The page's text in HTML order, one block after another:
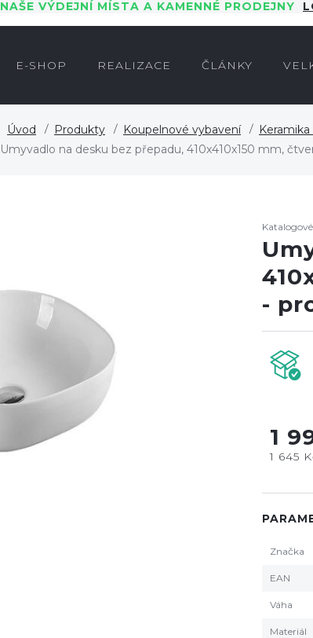
NAŠE VÝDEJNÍ MÍSTA A KAMENNÉ PRODEJNY
E-SHOP REALIZACE ČLÁNKY
Úvod Produkty Koupelnové vybavení
Umyvadlo na desku bez přepadu, 410x410x150 mm,
-
1
1 645
Značka
EAN
Váha
Materiál